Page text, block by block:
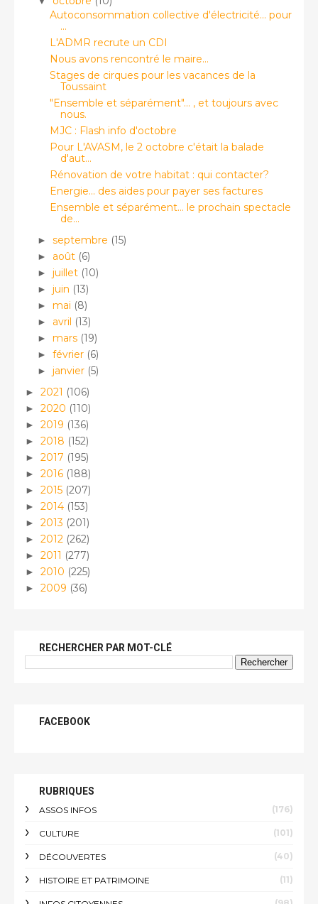
Autoconsommation collective d'électricité... pour
...
L'ADMR recrute un CDI
Nous avons rencontré le maire...
Stages de cirques pour les vacances de la
Toussaint
"Ensemble et séparément"... , et toujours avec
nous.
MJC : Flash info d'octobre
Pour L'AVASM, le 2 octobre c'était la balade
d'aut...
Rénovation de votre habitat : qui contacter?
Energie... des aides pour payer ses factures
Ensemble et séparément... le prochain spectacle
de...
► septembre (15)
► août (6)
► juillet (10)
► juin (13)
► mai (8)
► avril (13)
► mars (19)
► février (6)
► janvier (5)
► 2021 (106)
► 2020 (110)
► 2019 (136)
► 2018 (152)
► 2017 (195)
► 2016 (188)
► 2015 (207)
► 2014 (153)
► 2013 (201)
► 2012 (262)
► 2011 (277)
► 2010 (225)
► 2009 (36)
RECHERCHER PAR MOT-CLÉ
FACEBOOK
RUBRIQUES
ASSOS INFOS (176)
CULTURE (101)
DÉCOUVERTES (40)
HISTOIRE ET PATRIMOINE (11)